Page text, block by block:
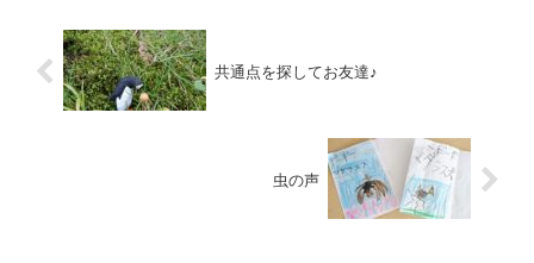
共通点を探してお友達♪
虫の声